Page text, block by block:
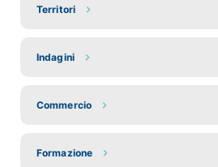
Territori
Indagini
Commercio
Formazione